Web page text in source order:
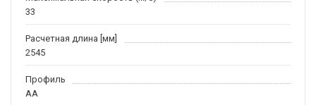
33
Расчетная длина [мм]
2545
Профиль
AA